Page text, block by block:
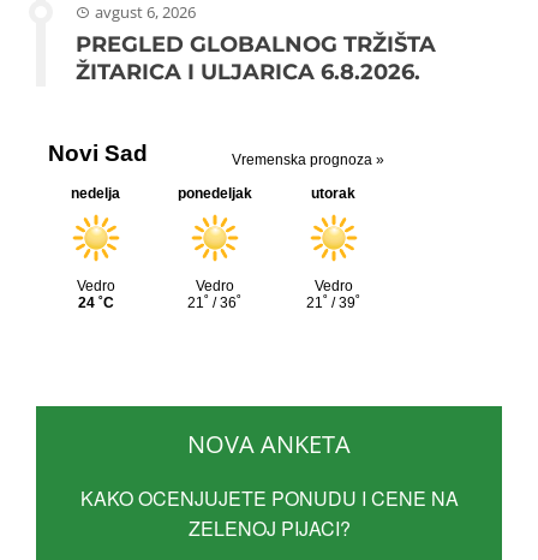
avgust 6, 2026
PREGLED GLOBALNOG TRŽIŠTA
ŽITARICA I ULJARICA 6.8.2026.
NOVA ANKETA
KAKO OCENJUJETE PONUDU I CENE NA
ZELENOJ PIJACI?